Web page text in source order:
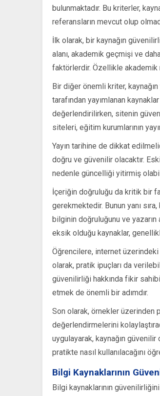
bulunmaktadır. Bu kriterler,
referansların mevcut olup
İlk olarak, bir kaynağın
alanı, akademik geçmişi ve
faktörlerdir. Özellikle akademik
Bir diğer önemli kriter, kaynağın
tarafından yayımlanan
değerlendirilirken, sitenin
siteleri, eğitim kurumlarının
Yayın tarihine de dikkat
doğru ve güvenilir olacaktır.
nedenle güncelliği yitirmiş
İçeriğin doğruluğu da kritik bir
gerekmektedir. Bunun yanı
bilginin doğruluğunu ve yazarın
eksik olduğu kaynaklar,
Öğrencilere, internet
olarak, pratik ipuçları da
güvenilirliği hakkında fikir
etmek de önemli bir adımdır.
Son olarak, örnekler üzerinden
değerlendirmelerini
uygulayarak, kaynağın
pratikte nasıl kullanılacağını
Bilgi Kaynaklarının
Bilgi kaynaklarının